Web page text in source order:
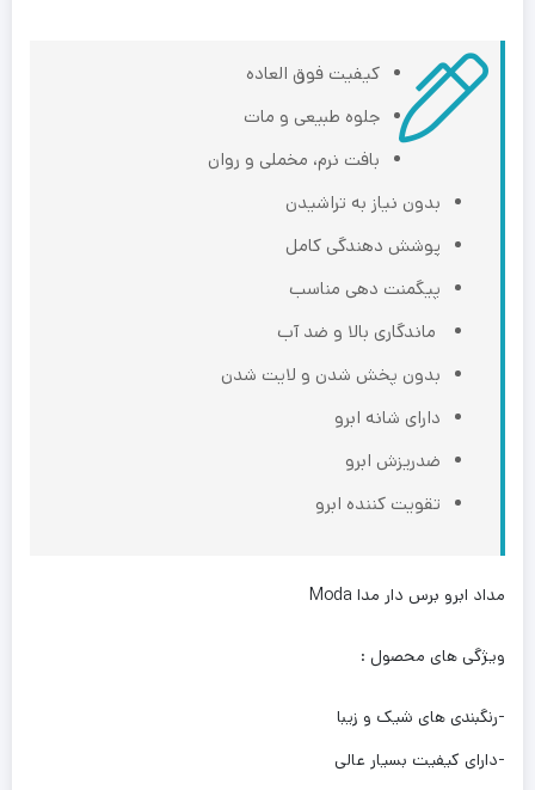
کیفیت فوق العاده
جلوه طبیعی و مات
بافت نرم، مخملی و روان
بدون نیاز به تراشیدن
پوشش دهندگی کامل
پیگمنت دهی مناسب
ماندگاری بالا و ضد آب
بدون پخش شدن و لایت شدن
دارای شانه ابرو
ضدریزش ابرو
تقویت کننده ابرو
مداد ابرو برس دار مدا Moda
ویژگی های محصول :
-رنگبندی های شیک و زیبا
-دارای کیفیت بسیار عالی